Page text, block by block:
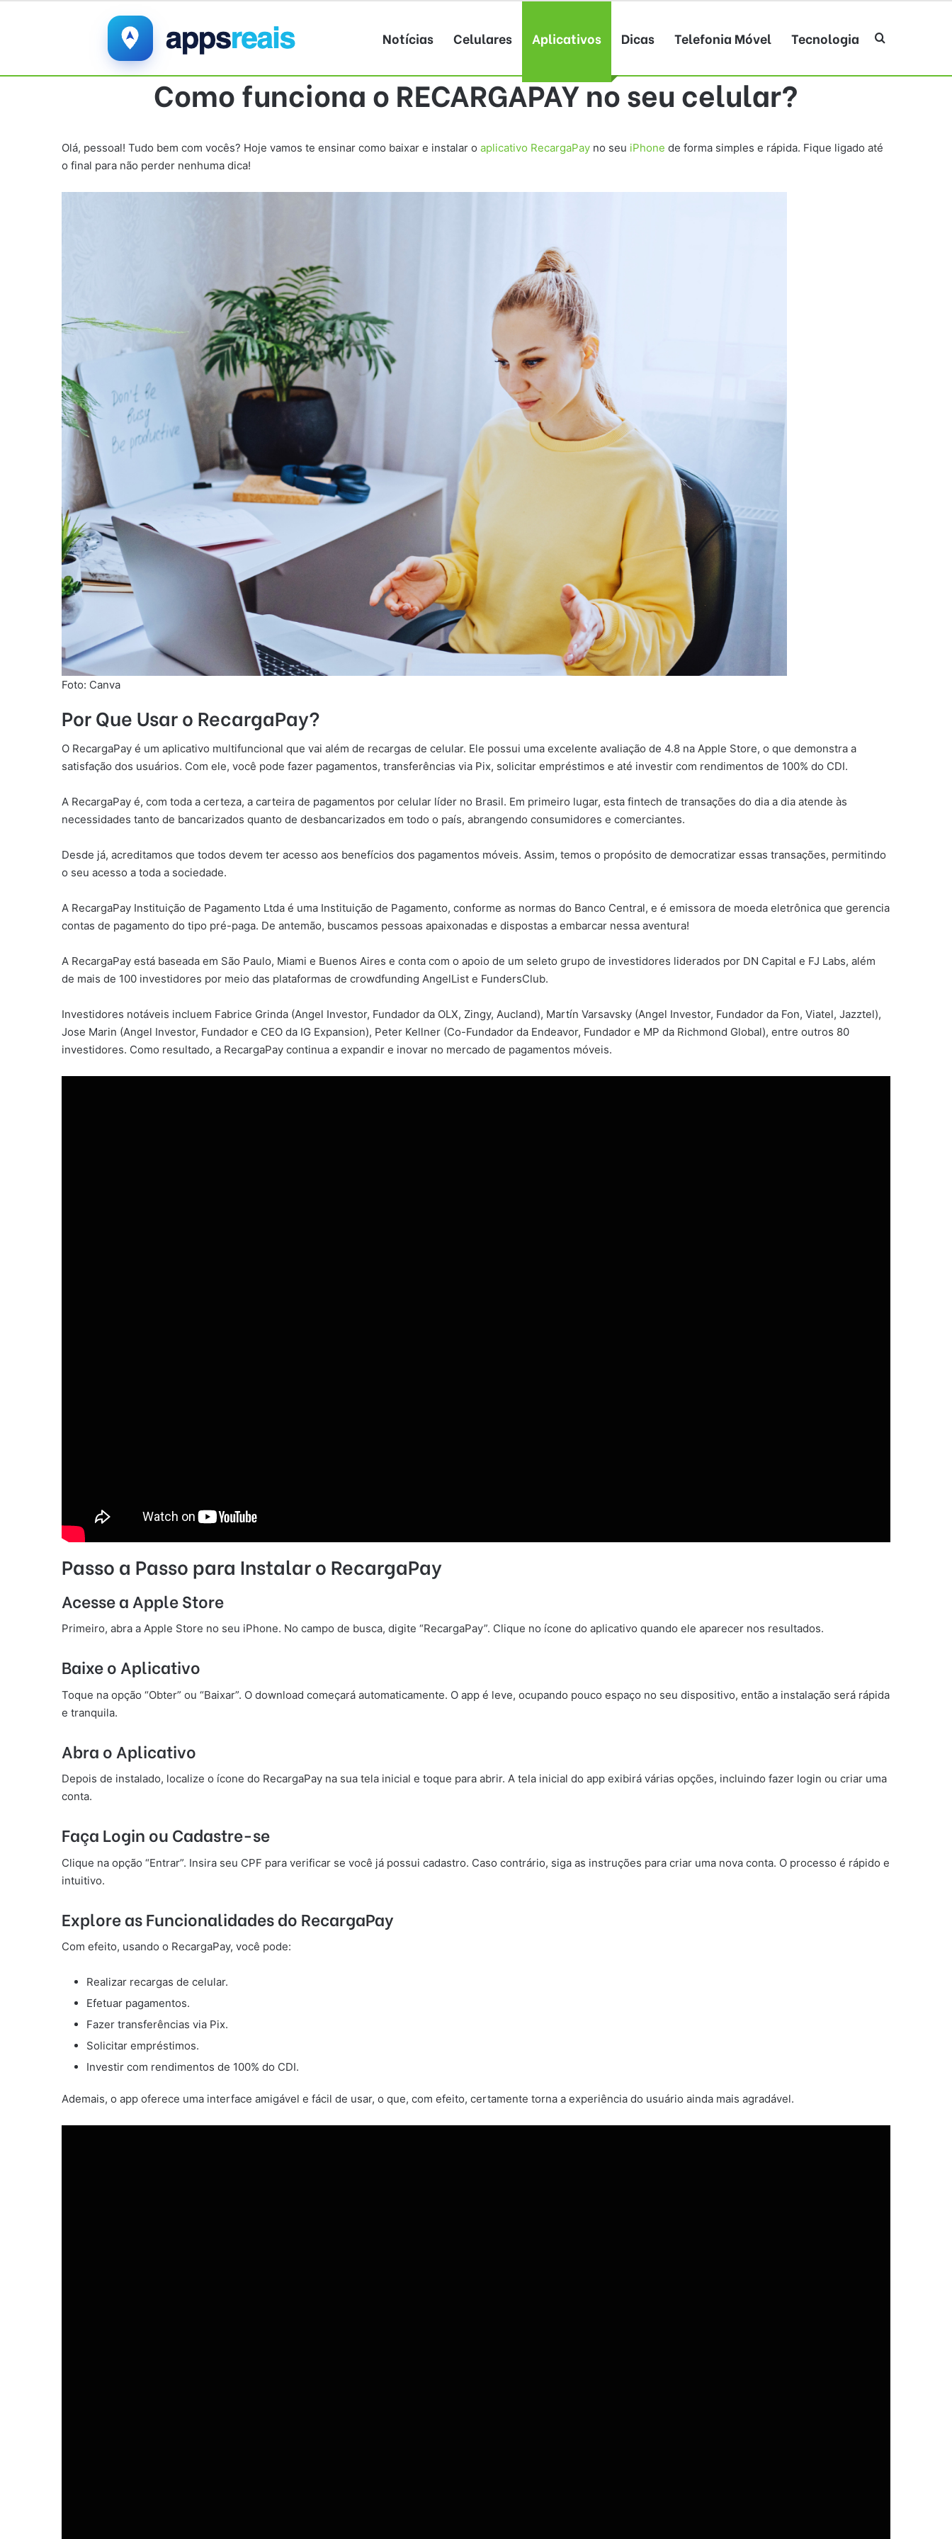
Notícias Celulares Aplicativos Dicas Telefonia Móvel Tecnologia Procurar por
Como funciona o RECARGAPAY no seu celular?
Olá, pessoal! Tudo bem com vocês? Hoje vamos te ensinar como baixar e instalar o aplicativo RecargaPay no seu iPhone de forma simples e rápida. Fique ligado até
o final para não perder nenhuma dica!
Foto: Canva
Por Que Usar o RecargaPay?
O RecargaPay é um aplicativo multifuncional que vai além de recargas de celular. Ele possui uma excelente avaliação de 4.8 na Apple Store, o que demonstra a
satisfação dos usuários. Com ele, você pode fazer pagamentos, transferências via Pix, solicitar empréstimos e até investir com rendimentos de 100% do CDI.
A RecargaPay é, com toda a certeza, a carteira de pagamentos por celular líder no Brasil. Em primeiro lugar, esta fintech de transações do dia a dia atende às
necessidades tanto de bancarizados quanto de desbancarizados em todo o país, abrangendo consumidores e comerciantes.
Desde já, acreditamos que todos devem ter acesso aos benefícios dos pagamentos móveis. Assim, temos o propósito de democratizar essas transações, permitindo
o seu acesso a toda a sociedade.
A RecargaPay Instituição de Pagamento Ltda é uma Instituição de Pagamento, conforme as normas do Banco Central, e é emissora de moeda eletrônica que gerencia
contas de pagamento do tipo pré-paga. De antemão, buscamos pessoas apaixonadas e dispostas a embarcar nessa aventura!
A RecargaPay está baseada em São Paulo, Miami e Buenos Aires e conta com o apoio de um seleto grupo de investidores liderados por DN Capital e FJ Labs, além
de mais de 100 investidores por meio das plataformas de crowdfunding AngelList e FundersClub.
Investidores notáveis incluem Fabrice Grinda (Angel Investor, Fundador da OLX, Zingy, Aucland), Martín Varsavsky (Angel Investor, Fundador da Fon, Viatel, Jazztel),
Jose Marin (Angel Investor, Fundador e CEO da IG Expansion), Peter Kellner (Co-Fundador da Endeavor, Fundador e MP da Richmond Global), entre outros 80
investidores. Como resultado, a RecargaPay continua a expandir e inovar no mercado de pagamentos móveis.
Passo a Passo para Instalar o RecargaPay
Acesse a Apple Store
Primeiro, abra a Apple Store no seu iPhone. No campo de busca, digite “RecargaPay”. Clique no ícone do aplicativo quando ele aparecer nos resultados.
Baixe o Aplicativo
Toque na opção “Obter” ou “Baixar”. O download começará automaticamente. O app é leve, ocupando pouco espaço no seu dispositivo, então a instalação será rápida
e tranquila.
Abra o Aplicativo
Depois de instalado, localize o ícone do RecargaPay na sua tela inicial e toque para abrir. A tela inicial do app exibirá várias opções, incluindo fazer login ou criar uma
conta.
Faça Login ou Cadastre-se
Clique na opção “Entrar”. Insira seu CPF para verificar se você já possui cadastro. Caso contrário, siga as instruções para criar uma nova conta. O processo é rápido e
intuitivo.
Explore as Funcionalidades do RecargaPay
Com efeito, usando o RecargaPay, você pode:
Realizar recargas de celular.
Efetuar pagamentos.
Fazer transferências via Pix.
Solicitar empréstimos.
Investir com rendimentos de 100% do CDI.
Ademais, o app oferece uma interface amigável e fácil de usar, o que, com efeito, certamente torna a experiência do usuário ainda mais agradável.